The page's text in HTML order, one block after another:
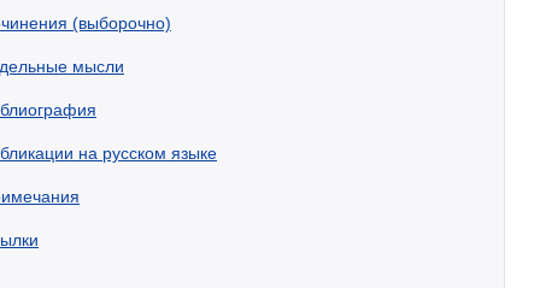
(выборочно)
мысли
на русском языке